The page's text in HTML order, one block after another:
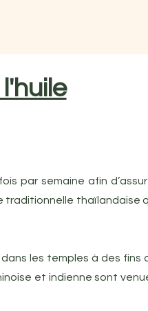
par semaine afin
traditionnelle thaïlandaise
les temples à des fins
et indienne sont